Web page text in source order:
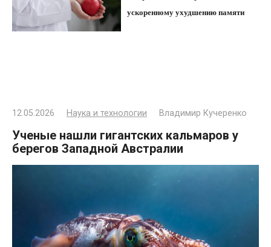
ускоренному ухудшению памяти
12.05.2026 Наука и технологии Владимир Кучеренко
Ученые нашли гигантских кальмаров у
берегов Западной Австралии